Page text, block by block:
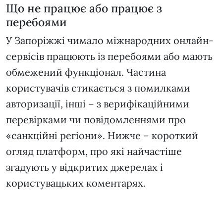
Що не працює або працює з
перебоями
У Запоріжжі чимало міжнародних онлайн-
сервісів працюють із перебоями або мають
обмежений функціонал. Частина
користувачів стикається з помилками
авторизації, інші – з верифікаційними
перевірками чи повідомленнями про
«санкційні регіони». Нижче – короткий
огляд платформ, про які найчастіше
згадують у відкритих джерелах і
користувацьких коментарях.